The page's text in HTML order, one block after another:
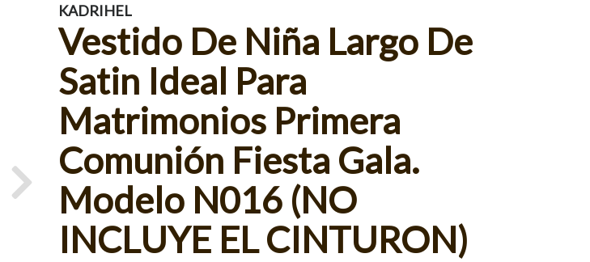
Next
KADRIHEL
Vestido De Niña Largo De
Satin Ideal Para
Matrimonios Primera
Comunión Fiesta Gala.
Modelo N016 (NO
INCLUYE EL CINTURON)